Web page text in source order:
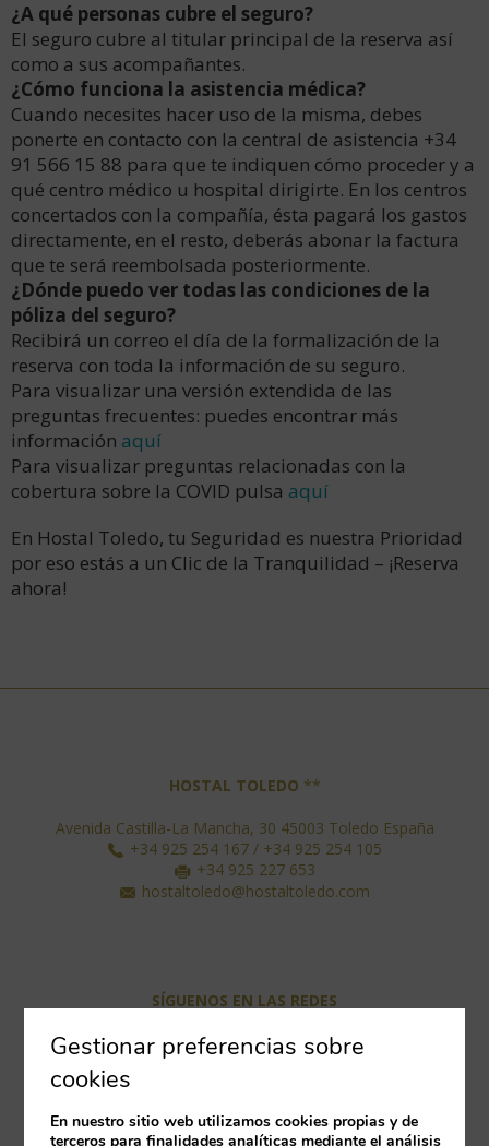
¿A qué personas cubre el seguro?
El seguro cubre al titular principal de la reserva así
como a sus acompañantes.
¿Cómo funciona la asistencia médica?
Cuando necesites hacer uso de la misma, debes
ponerte en contacto con la central de asistencia +34
91 566 15 88 para que te indiquen cómo proceder y a
qué centro médico u hospital dirigirte. En los centros
concertados con la compañía, ésta pagará los gastos
directamente, en el resto, deberás abonar la factura
que te será reembolsada posteriormente.
¿Dónde puedo ver todas las condiciones de la
póliza del seguro?
Recibirá un correo el día de la formalización de la
reserva con toda la información de su seguro.
Para visualizar una versión extendida de las
preguntas frecuentes: puedes encontrar más
información aquí
Para visualizar preguntas relacionadas con la
cobertura sobre la COVID pulsa aquí
En Hostal Toledo, tu Seguridad es nuestra Prioridad
por eso estás a un Clic de la Tranquilidad – ¡Reserva
ahora!
HOSTAL TOLEDO **
Avenida Castilla-La Mancha, 30 45003 Toledo España
+34 925 254 167 / +34 925 254 105
+34 925 227 653
hostaltoledo@hostaltoledo.com
SÍGUENOS EN LAS REDES
Gestionar preferencias sobre
cookies
En nuestro sitio web utilizamos cookies propias y de
terceros para finalidades analíticas mediante el análisis